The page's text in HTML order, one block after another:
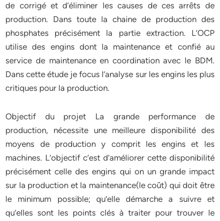
de corrigé et d’éliminer les causes de ces arrêts de
production. Dans toute la chaine de production des
phosphates précisément la partie extraction. L’OCP
utilise des engins dont la maintenance et confié au
service de maintenance en coordination avec le BDM.
Dans cette étude je focus l’analyse sur les engins les plus
critiques pour la production.
Objectif du projet La grande performance de
production, nécessite une meilleure disponibilité des
moyens de production y comprit les engins et les
machines. L’objectif c’est d’améliorer cette disponibilité
précisément celle des engins qui on un grande impact
sur la production et la maintenance(le coût) qui doit être
le minimum possible; qu’elle démarche a suivre et
qu’elles sont les points clés à traiter pour trouver le